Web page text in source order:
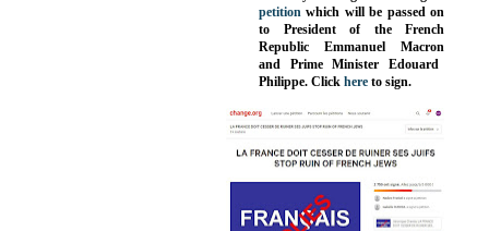
petition which will be passed on
to President of the French
Republic Emmanuel Macron
and Prime Minister Edouard
Philippe. Click here to sign.